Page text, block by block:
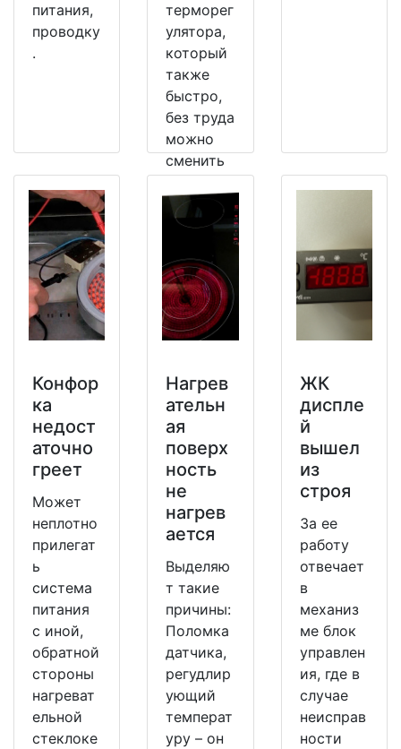
питания,
проводку
.
терморег
улятора,
который
также
быстро,
без труда
можно
сменить
рабочий.
Конфор
ка
недост
аточно
греет
Может
неплотно
прилегат
ь
система
питания
с иной,
обратной
стороны
нагреват
ельной
стеклоке
Нагрев
ательн
ая
поверх
ность
не
нагрев
ается
Выделяю
т такие
причины:
Поломка
датчика,
регудлир
ующий
температ
уру – он
ЖК
диспле
й
вышел
из
строя
За ее
работу
отвечает
в
механиз
ме блок
управлен
ия, где в
случае
неисправ
ности